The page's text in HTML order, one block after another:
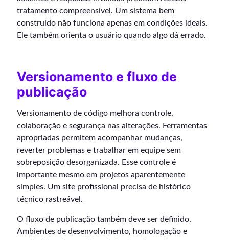
tratamento compreensível. Um sistema bem
construído não funciona apenas em condições ideais.
Ele também orienta o usuário quando algo dá errado.
Versionamento e fluxo de
publicação
Versionamento de código melhora controle,
colaboração e segurança nas alterações. Ferramentas
apropriadas permitem acompanhar mudanças,
reverter problemas e trabalhar em equipe sem
sobreposição desorganizada. Esse controle é
importante mesmo em projetos aparentemente
simples. Um site profissional precisa de histórico
técnico rastreável.
O fluxo de publicação também deve ser definido.
Ambientes de desenvolvimento, homologação e